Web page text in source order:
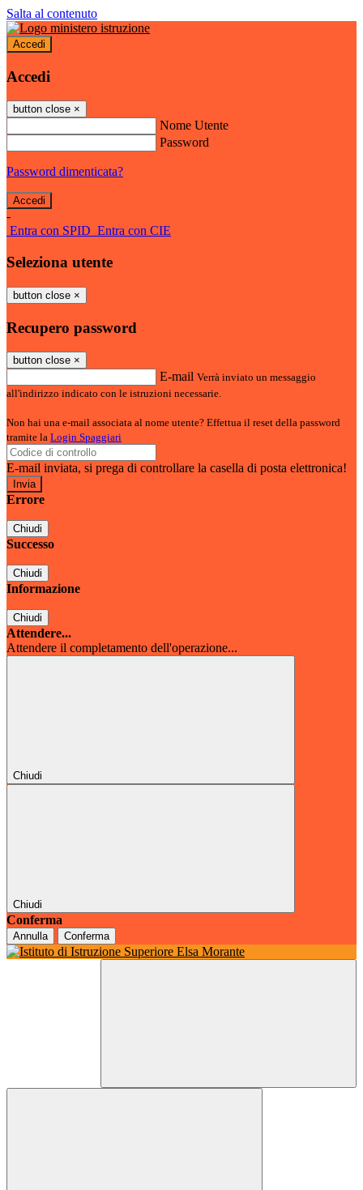
Salta al contenuto
Accedi
Accedi
button close ×
Nome Utente
Password
Password dimenticata?
-
Entra con SPID Entra con CIE
Seleziona utente
button close ×
Recupero password
button close ×
E-mail Verrà inviato un messaggio
all'indirizzo indicato con le istruzioni necessarie.
Non hai una e-mail associata al nome utente? Effettua il reset della password
tramite la Login Spaggiari
E-mail inviata, si prega di controllare la casella di posta elettronica!
Errore
Chiudi
Successo
Chiudi
Informazione
Chiudi
Attendere...
Attendere il completamento dell'operazione...
Chiudi
Chiudi
Conferma
Annulla Conferma